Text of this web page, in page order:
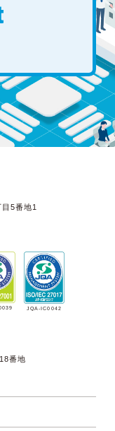
5番地1
JQA-IC0042
番地